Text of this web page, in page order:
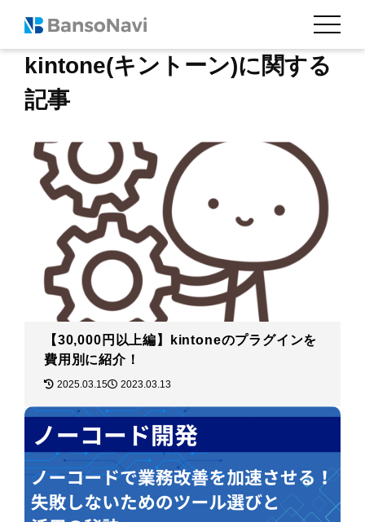
kintone(キントーン)に関する
記事
【30,000円以上編】kintoneのプラグインを
費用別に紹介！
2025.03.15 2023.03.13